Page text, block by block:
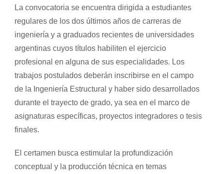
La convocatoria se encuentra dirigida a estudiantes
regulares de los dos últimos años de carreras de
ingeniería y a graduados recientes de universidades
argentinas cuyos títulos habiliten el ejercicio
profesional en alguna de sus especialidades. Los
trabajos postulados deberán inscribirse en el campo
de la Ingeniería Estructural y haber sido desarrollados
durante el trayecto de grado, ya sea en el marco de
asignaturas específicas, proyectos integradores o tesis
finales.
El certamen busca estimular la profundización
conceptual y la producción técnica en temas